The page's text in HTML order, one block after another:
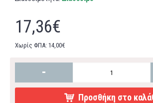
17,36€
Χωρίς ΦΠΑ: 14,00€
-
Προσθήκη στο